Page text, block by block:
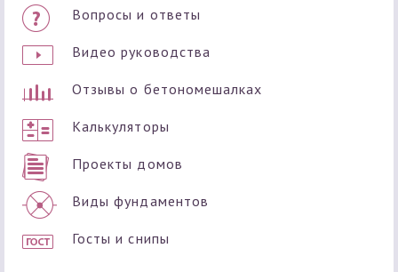
Вопросы и ответы
Видео руководства
Отзывы о бетономешалках
Калькуляторы
Проекты домов
Виды фундаментов
Госты и снипы